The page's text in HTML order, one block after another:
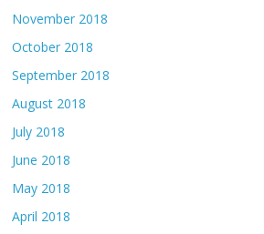
November 2018
October 2018
September 2018
August 2018
July 2018
June 2018
May 2018
April 2018